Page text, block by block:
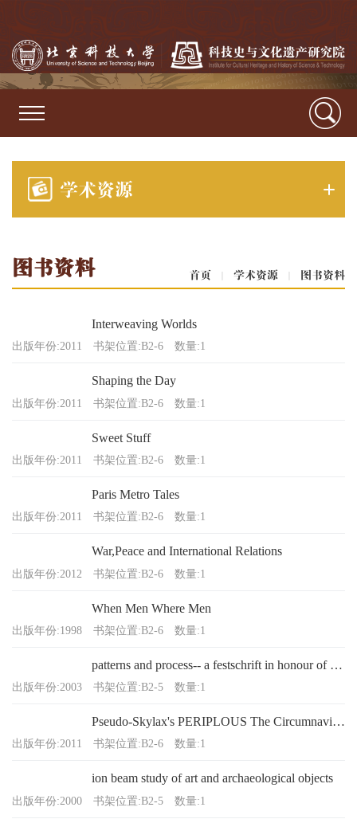
学术资源
首页 | 学术资源 | 图书资料
图书资料
Interweaving Worlds
出版年份:2011 书架位置:B2-6 数量:1
Shaping the Day
出版年份:2011 书架位置:B2-6 数量:1
Sweet Stuff
出版年份:2011 书架位置:B2-6 数量:1
Paris Metro Tales
出版年份:2011 书架位置:B2-6 数量:1
War,Peace and International Relations
出版年份:2012 书架位置:B2-6 数量:1
When Men Where Men
出版年份:1998 书架位置:B2-6 数量:1
patterns and process-- a festschrift in honour of Dr.Edward V. Sayre
出版年份:2003 书架位置:B2-5 数量:1
Pseudo-Skylax's PERIPLOUS The Circumnavigation of the Inhabited World
出版年份:2011 书架位置:B2-6 数量:1
ion beam study of art and archaeological objects
出版年份:2000 书架位置:B2-5 数量:1